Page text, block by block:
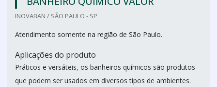
INOVABAN / SÃO PAULO - SP
Atendimento somente na região de São Paulo.
Aplicações do produto
Práticos e versáteis, os banheiros químicos são produtos
que podem ser usados em diversos tipos de ambientes.